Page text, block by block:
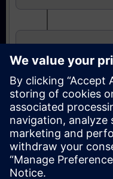
Avancerad nivå: kurser
Desigo CC
kunder